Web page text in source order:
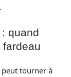
quand
fardeau
peut tourner à